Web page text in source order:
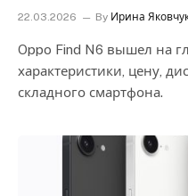
22.03.2026 By Ирина
Oppo Find N6 вышел на
характеристики, цену,
складного смартфона.